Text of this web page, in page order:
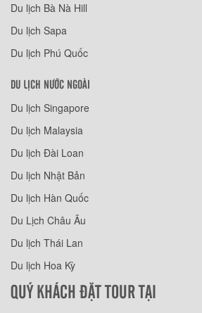
Du lịch Bà Nà Hill
Du lịch Sapa
Du lịch Phú Quốc
DU LỊCH NƯỚC NGOÀI
Du lịch Singapore
Du lịch Malaysia
Du lịch Đài Loan
Du lịch Nhật Bản
Du lịch Hàn Quốc
Du Lịch Châu Âu
Du lịch Thái Lan
Du lịch Hoa Kỳ
QUÝ KHÁCH ĐẶT TOUR TẠI